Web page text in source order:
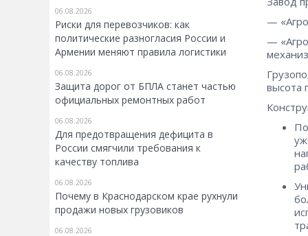
06.08.2026
Риски для перевозчиков: как
политические разногласия России и
Армении меняют правила логистики
06.08.2026
Защита дорог от БПЛА станет частью
официальных ремонтных работ
06.08.2026
Для предотвращения дефицита в
России смягчили требования к
качеству топлива
06.08.2026
Почему в Краснодарском крае рухнули
продажи новых грузовиков
06.08.2026
—
—
высота